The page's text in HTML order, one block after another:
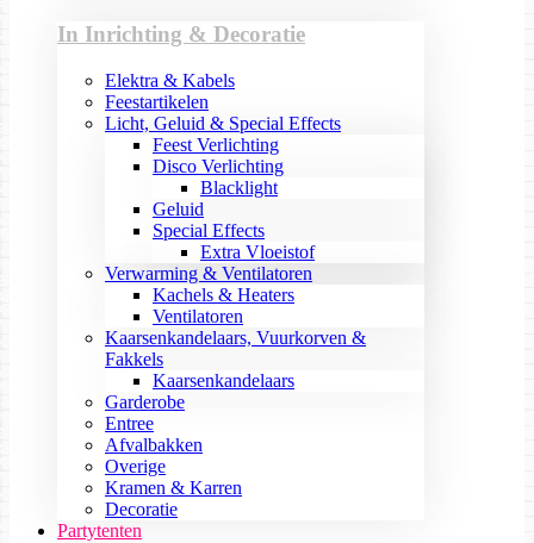
In Inrichting & Decoratie
Elektra & Kabels
Feestartikelen
Licht, Geluid & Special Effects
Feest Verlichting
Disco Verlichting
Blacklight
Geluid
Special Effects
Extra Vloeistof
Verwarming & Ventilatoren
Kachels & Heaters
Ventilatoren
Kaarsenkandelaars, Vuurkorven &
Fakkels
Kaarsenkandelaars
Garderobe
Entree
Afvalbakken
Overige
Kramen & Karren
Decoratie
Partytenten